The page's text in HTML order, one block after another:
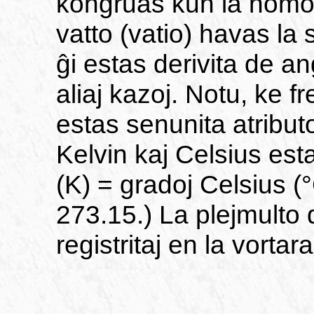
vatto (vatio) havas la
ĝi estas derivita de
aliaj kazoj. Notu, ke
estas senunita
Kelvin kaj Celsius
(K) = gradoj Celsius
273.15.) La plejmulto
registritaj en la